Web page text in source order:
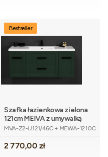
Bestseller
Szafka łazienkowa zielona
121cm MEIVA z umywalką
Kod produktu
MVA-Z2-U121/46C + MEWA-1210C
Cena
2 770,00 zł